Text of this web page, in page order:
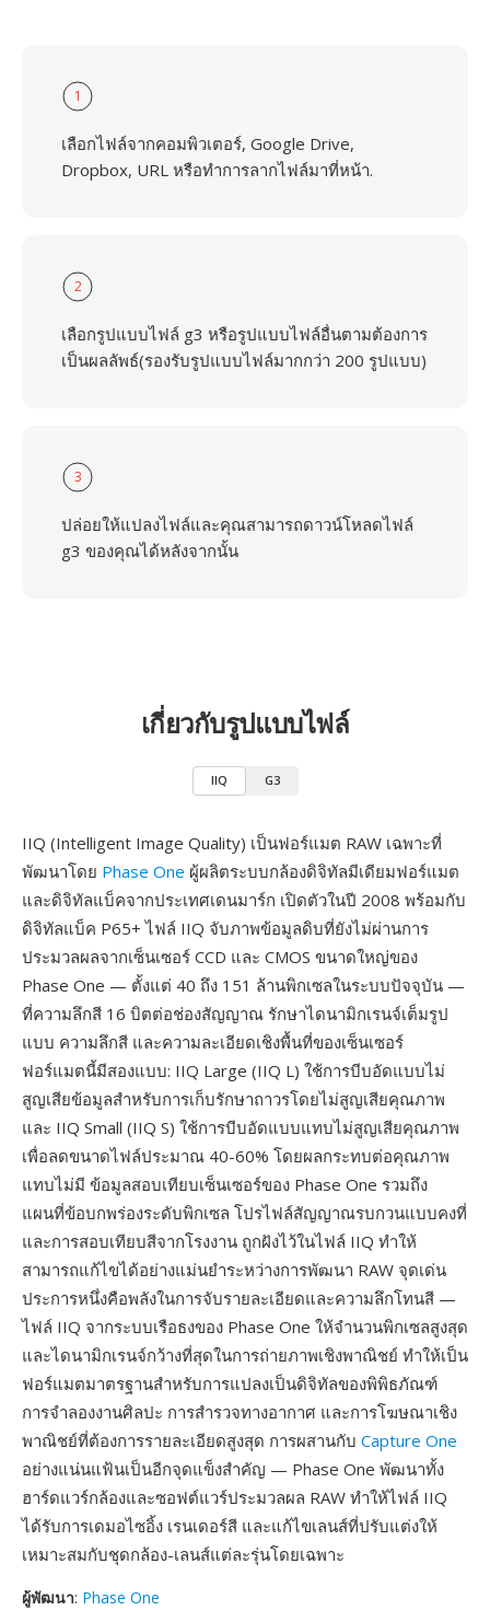
1
เลือกไฟล์จากคอมพิวเตอร์, Google Drive,
Dropbox, URL หรือทำการลากไฟล์มาที่หน้า.
2
เลือกรูปแบบไฟล์ g3 หรือรูปแบบไฟล์อื่นตามต้องการ
เป็นผลลัพธ์(รองรับรูปแบบไฟล์มากกว่า 200 รูปแบบ)
3
ปล่อยให้แปลงไฟล์และคุณสามารถดาวน์โหลดไฟล์
g3 ของคุณได้หลังจากนั้น
เกี่ยวกับรูปแบบไฟล์
IIQ G3
IIQ (Intelligent Image Quality) เป็นฟอร์แมต RAW เฉพาะที่
พัฒนาโดย Phase One ผู้ผลิตระบบกล้องดิจิทัลมีเดียมฟอร์แมต
และดิจิทัลแบ็คจากประเทศเดนมาร์ก เปิดตัวในปี 2008 พร้อมกับ
ดิจิทัลแบ็ค P65+ ไฟล์ IIQ จับภาพข้อมูลดิบที่ยังไม่ผ่านการ
ประมวลผลจากเซ็นเซอร์ CCD และ CMOS ขนาดใหญ่ของ
Phase One — ตั้งแต่ 40 ถึง 151 ล้านพิกเซลในระบบปัจจุบัน —
ที่ความลึกสี 16 บิตต่อช่องสัญญาณ รักษาไดนามิกเรนจ์เต็มรูป
แบบ ความลึกสี และความละเอียดเชิงพื้นที่ของเซ็นเซอร์
ฟอร์แมตนี้มีสองแบบ: IIQ Large (IIQ L) ใช้การบีบอัดแบบไม่
สูญเสียข้อมูลสำหรับการเก็บรักษาถาวรโดยไม่สูญเสียคุณภาพ
และ IIQ Small (IIQ S) ใช้การบีบอัดแบบแทบไม่สูญเสียคุณภาพ
เพื่อลดขนาดไฟล์ประมาณ 40-60% โดยผลกระทบต่อคุณภาพ
แทบไม่มี ข้อมูลสอบเทียบเซ็นเซอร์ของ Phase One รวมถึง
แผนที่ข้อบกพร่องระดับพิกเซล โปรไฟล์สัญญาณรบกวนแบบคงที่
และการสอบเทียบสีจากโรงงาน ถูกฝังไว้ในไฟล์ IIQ ทำให้
สามารถแก้ไขได้อย่างแม่นยำระหว่างการพัฒนา RAW จุดเด่น
ประการหนึ่งคือพลังในการจับรายละเอียดและความลึกโทนสี —
ไฟล์ IIQ จากระบบเรือธงของ Phase One ให้จำนวนพิกเซลสูงสุด
และไดนามิกเรนจ์กว้างที่สุดในการถ่ายภาพเชิงพาณิชย์ ทำให้เป็น
ฟอร์แมตมาตรฐานสำหรับการแปลงเป็นดิจิทัลของพิพิธภัณฑ์
การจำลองงานศิลปะ การสำรวจทางอากาศ และการโฆษณาเชิง
พาณิชย์ที่ต้องการรายละเอียดสูงสุด การผสานกับ Capture One
อย่างแน่นแฟ้นเป็นอีกจุดแข็งสำคัญ — Phase One พัฒนาทั้ง
ฮาร์ดแวร์กล้องและซอฟต์แวร์ประมวลผล RAW ทำให้ไฟล์ IIQ
ได้รับการเดมอไซอิ้ง เรนเดอร์สี และแก้ไขเลนส์ที่ปรับแต่งให้
เหมาะสมกับชุดกล้อง-เลนส์แต่ละรุ่นโดยเฉพาะ
ผู้พัฒนา: Phase One